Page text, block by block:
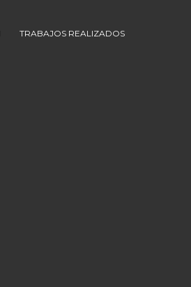
TRABAJOS REALIZADOS